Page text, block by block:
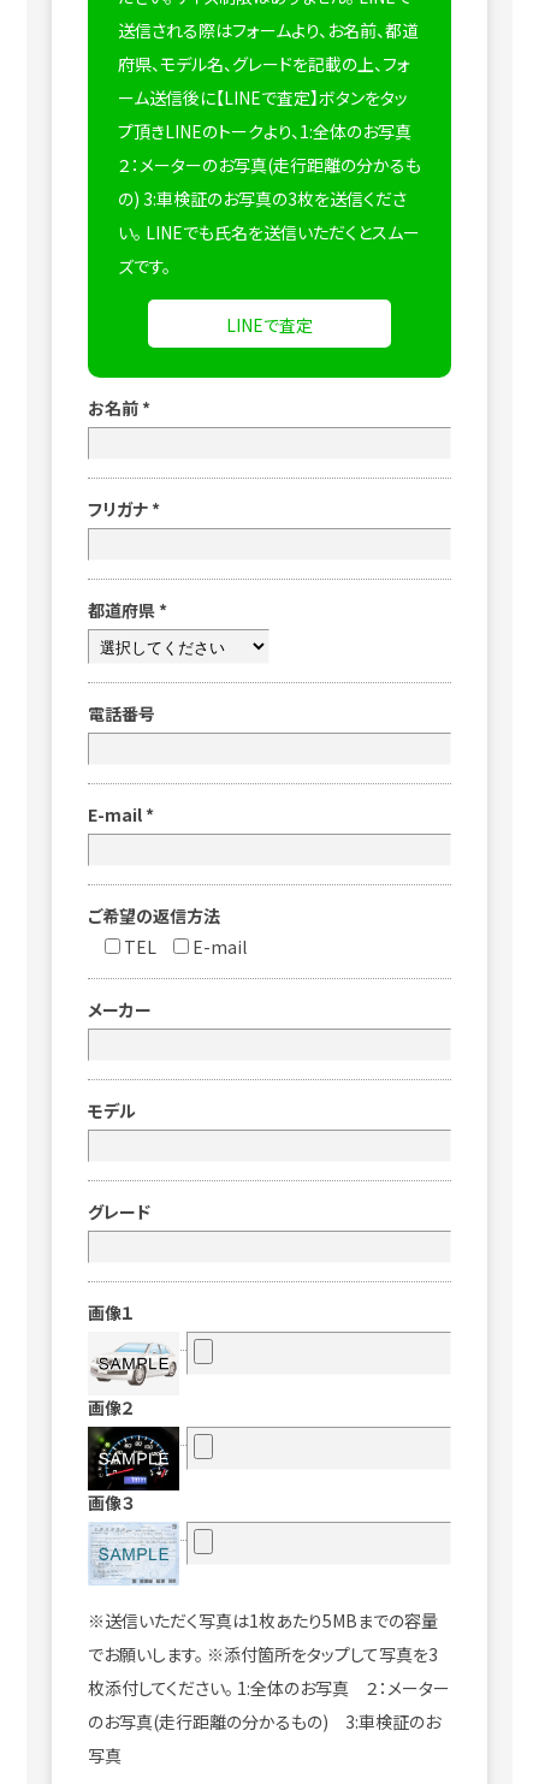
送信される際はフォームより、お名前、都道
府県、モデル名、グレードを記載の上、フォ
ーム送信後に【LINEで査定】ボタンをタッ
プ頂きLINEのトークより、1:全体のお写真
２：メーターのお写真(走行距離の分かるも
の) 3:車検証のお写真の3枚を送信くださ
い。 LINEでも氏名を送信いただくとスムー
ズです。
LINEで査定
お名前 *
フリガナ *
都道府県 *
電話番号
E-mail *
ご希望の返信方法
TEL
E-mail
メーカー
モデル
グレード
画像１
画像２
画像３
※送信いただく写真は1枚あたり5MBまでの容量
でお願いします。 ※添付箇所をタップして写真を3
枚添付してください。 1:全体のお写真 ２：メーター
のお写真(走行距離の分かるもの) 3:車検証のお
写真